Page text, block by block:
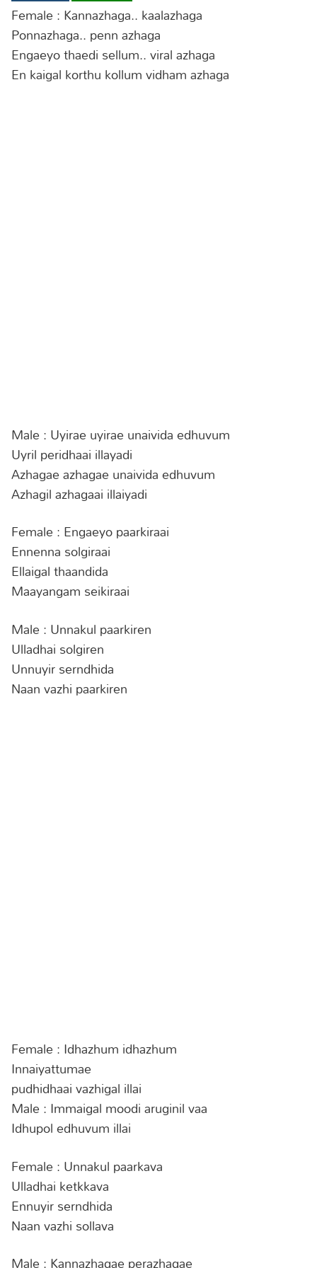
Lyrics in Hindi – Movie Songs
Lyrics in Tamil – Devotional Songs
Lyrics in Tamil – Movie Songs
Kannada
Lyrics in Kannada – Movie Songs
Female : Kannazhaga.. kaalazhaga
Ponnazhaga.. penn azhaga
Engaeyo thaedi sellum.. viral azhaga
En kaigal korthu kollum vidham azhaga
Male : Uyirae uyirae unaivida edhuvum
Uyril peridhaai illayadi
Azhagae azhagae unaivida edhuvum
Azhagil azhagaai illaiyadi
Female : Engaeyo paarkiraai
Ennenna solgiraai
Ellaigal thaandida
Maayangam seikiraai
Male : Unnakul paarkiren
Ulladhai solgiren
Unnuyir serndhida
Naan vazhi paarkiren
Female : Idhazhum idhazhum
Innaiyattumae
pudhidhaai vazhigal illai
Male : Immaigal moodi aruginil vaa
Idhupol edhuvum illai
Female : Unnakul paarkava
Ulladhai ketkkava
Ennuyir serndhida
Naan vazhi sollava